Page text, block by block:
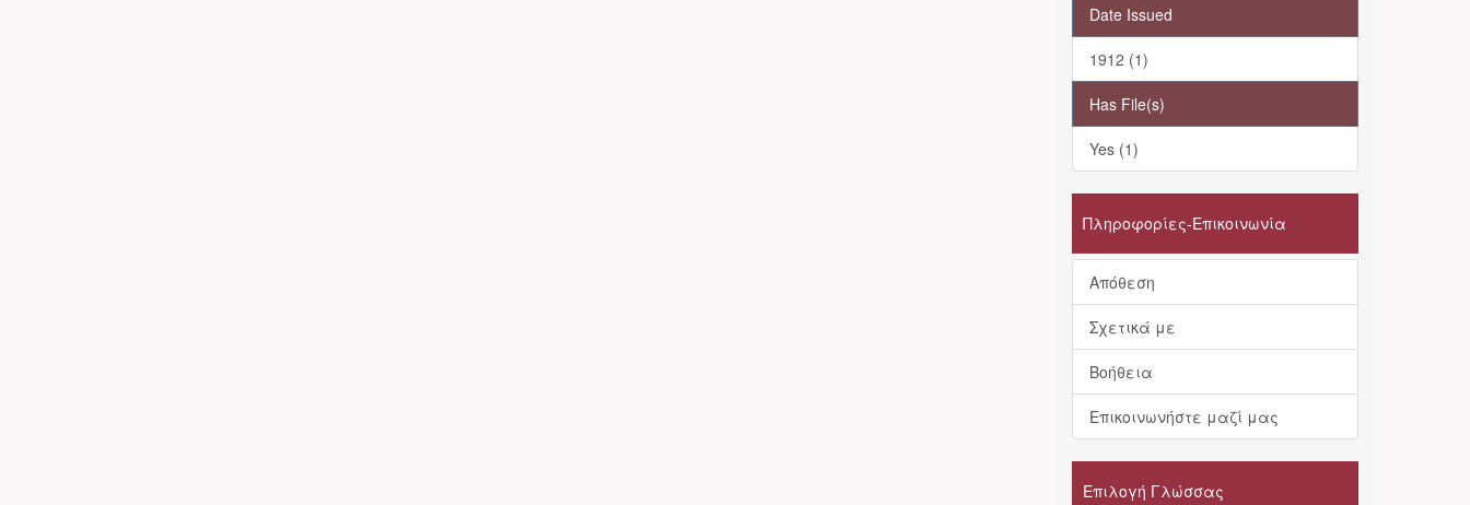
Date Issued
1912 (1)
Has File(s)
Yes (1)
Πληροφορίες-Επικοινωνία
Απόθεση
Σχετικά με
Βοήθεια
Επικοινωνήστε μαζί μας
Επιλογή Γλώσσας